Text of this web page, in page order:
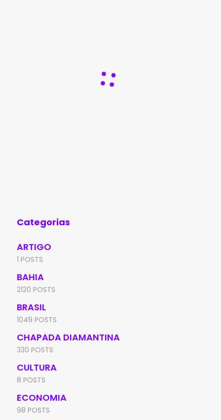
Categorias
ARTIGO
1 POSTS
BAHIA
2120 POSTS
BRASIL
1049 POSTS
CHAPADA DIAMANTINA
330 POSTS
CULTURA
8 POSTS
ECONOMIA
98 POSTS